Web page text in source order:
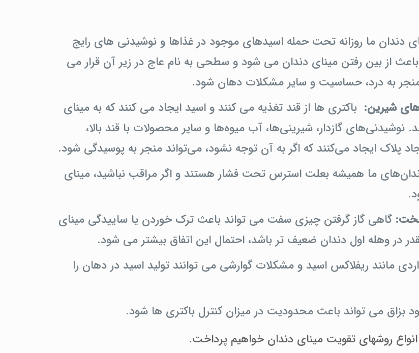
دندان ما روزانه تحت حمله اسیدهای موجود در غذاها و نوشیدنی های رایج
باعث از بین رفتن مینای دندان می شود و سطحی به نام عاج در زیر آن قرار می
منجر به درد، حساسیت و سایر مشکلات دهان شود.
شیرین: باکتری ها از قند تغذیه می کنند و اسید ایجاد می کنند که به مینای
نوشیدنی‌های گازدار، شیرینی‌ها، آب میوه‌ها و سایر محصولات با قند بالا،
پلاک ایجاد می‌کنند که اگر به آن توجه نشود، می‌تواند منجر به پوسیدگی شود.
ما همیشه بعلت استرس تحت فشار هستند و اگر مراقب نباشید، مینای
گاهی گاز گرفتن چیزی سفت می تواند باعث ترک خوردن یا ساییدگی مینای
در وهله اول دندان ضعیف تر باشد، احتمال این اتفاق بیشتر می شود.
مانند ریفلاکس اسید و مشکلات گوارشی می توانند تولید اسید در دهان را
بزاق می تواند باعث محدودیت در میزان کنترل باکتری ها شود.
انواع روشهای تقویت مینای دندان خواهیم پرداخت.